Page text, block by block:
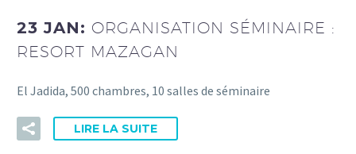
23 JAN: ORGANISATION SÉMINAIRE :
RESORT MAZAGAN
El Jadida, 500 chambres, 10 salles de séminaire
LIRE LA SUITE